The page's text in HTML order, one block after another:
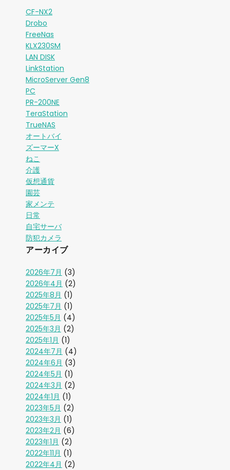
CF-NX2
Drobo
FreeNas
KLX230SM
LAN DISK
LinkStation
MicroServer Gen8
PC
PR-200NE
TeraStation
TrueNAS
オートバイ
ズーマーX
ねこ
介護
仮想通貨
園芸
家メンテ
日常
自宅サーバ
防犯カメラ
アーカイブ
2026年7月 (3)
2026年4月 (2)
2025年8月 (1)
2025年7月 (1)
2025年5月 (4)
2025年3月 (2)
2025年1月 (1)
2024年7月 (4)
2024年6月 (3)
2024年5月 (1)
2024年3月 (2)
2024年1月 (1)
2023年5月 (2)
2023年3月 (1)
2023年2月 (6)
2023年1月 (2)
2022年11月 (1)
2022年4月 (2)